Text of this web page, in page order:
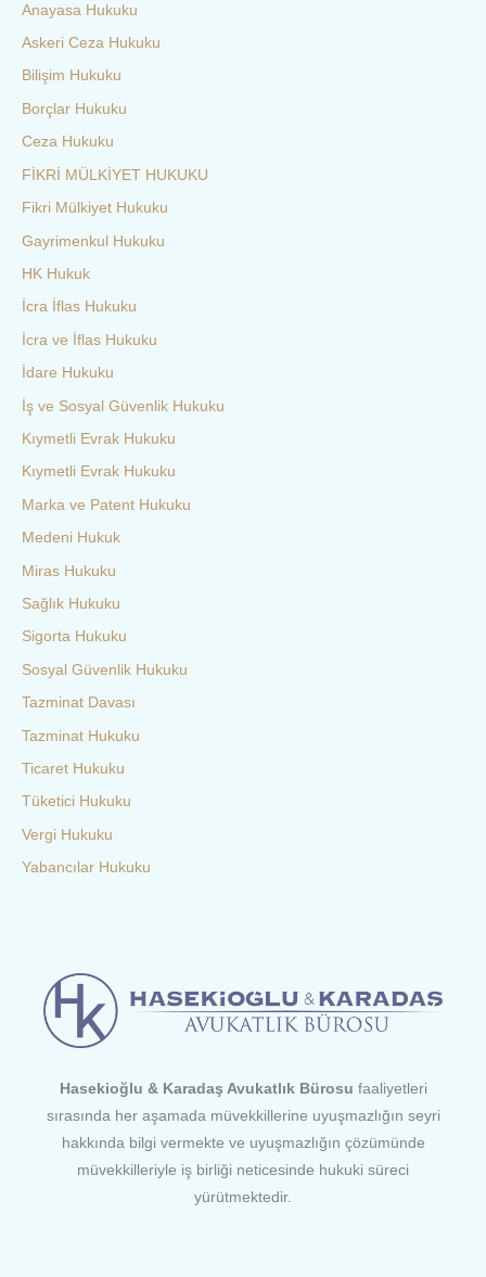
Anayasa Hukuku
Askeri Ceza Hukuku
Bilişim Hukuku
Borçlar Hukuku
Ceza Hukuku
FİKRİ MÜLKİYET HUKUKU
Fikri Mülkiyet Hukuku
Gayrimenkul Hukuku
HK Hukuk
İcra İflas Hukuku
İcra ve İflas Hukuku
İdare Hukuku
İş ve Sosyal Güvenlik Hukuku
Kıymetli Evrak Hukuku
Kıymetli Evrak Hukuku
Marka ve Patent Hukuku
Medeni Hukuk
Miras Hukuku
Sağlık Hukuku
Sigorta Hukuku
Sosyal Güvenlik Hukuku
Tazminat Davası
Tazminat Hukuku
Ticaret Hukuku
Tüketici Hukuku
Vergi Hukuku
Yabancılar Hukuku
Hasekioğlu & Karadaş Avukatlık Bürosu faaliyetleri
sırasında her aşamada müvekkillerine uyuşmazlığın seyri
hakkında bilgi vermekte ve uyuşmazlığın çözümünde
müvekkilleriyle iş birliği neticesinde hukuki süreci
yürütmektedir.